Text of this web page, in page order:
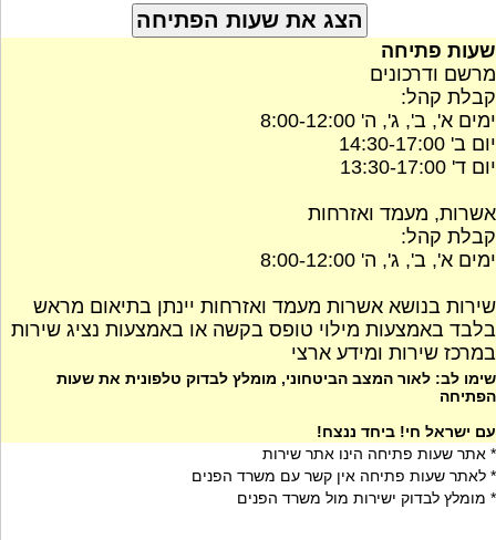
שעות פתיחה
מרשם ודרכונים
קבלת קהל:
ימים א', ב', ג', ה' 8:00-12:00
יום ב' 14:30-17:00
יום ד' 13:30-17:00
אשרות, מעמד ואזרחות
קבלת קהל:
ימים א', ב', ג', ה' 8:00-12:00
שירות בנושא אשרות מעמד ואזרחות יינתן בתיאום מראש
בלבד באמצעות מילוי טופס בקשה או באמצעות נציג שירות
במרכז שירות ומידע ארצי
שימו לב: לאור המצב הביטחוני, מומלץ לבדוק טלפונית את שעות
הפתיחה
עם ישראל חי! ביחד ננצח!
* אתר שעות פתיחה הינו אתר שירות
* לאתר שעות פתיחה אין קשר עם משרד הפנים
* מומלץ לבדוק ישירות מול משרד הפנים